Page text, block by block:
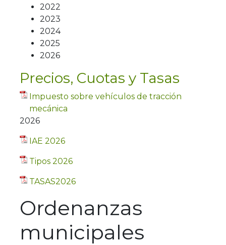
2022
2023
2024
2025
2026
Precios, Cuotas y Tasas
Impuesto sobre vehículos de tracción
mecánica
2026
IAE 2026
Tipos 2026
TASAS2026
Ordenanzas
municipales